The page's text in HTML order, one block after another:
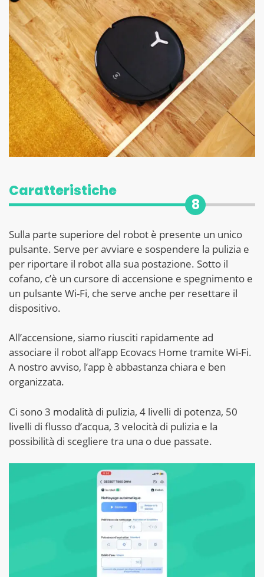
Caratteristiche
8
Sulla parte superiore del robot è presente un unico
pulsante. Serve per avviare e sospendere la pulizia e
per riportare il robot alla sua postazione. Sotto il
cofano, c’è un cursore di accensione e spegnimento e
un pulsante Wi-Fi, che serve anche per resettare il
dispositivo.
All’accensione, siamo riusciti rapidamente ad
associare il robot all’app Ecovacs Home tramite Wi-Fi.
A nostro avviso, l’app è abbastanza chiara e ben
organizzata.
Ci sono 3 modalità di pulizia, 4 livelli di potenza, 50
livelli di flusso d’acqua, 3 velocità di pulizia e la
possibilità di scegliere tra una o due passate.